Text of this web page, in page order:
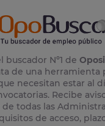
buscador Nº1 de
de una herramienta
necesitan estar al
Recibe
de todas las
de acceso,